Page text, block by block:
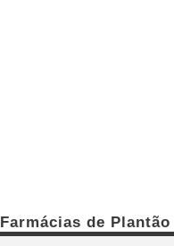
Farmácias de Plantão